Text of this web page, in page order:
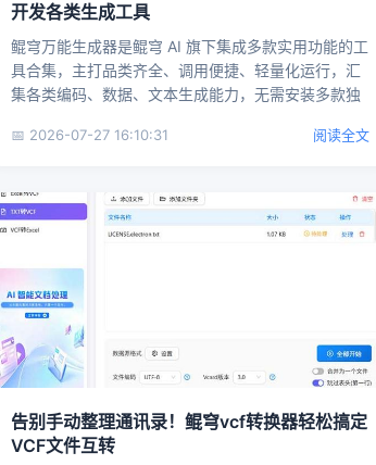
开发各类生成工具
鲲穹万能生成器是鲲穹 AI 旗下集成多款实用功能的工
具合集，主打品类齐全、调用便捷、轻量化运行，汇
集各类编码、数据、文本生成能力，无需安装多款独
📅 2026-07-27 16:10:31 阅读全文
告别手动整理通讯录！鲲穹vcf转换器轻松搞定
VCF文件互转